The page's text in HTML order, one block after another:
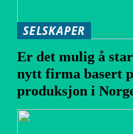
SELSKAPER
Er det mulig å
nytt firma basert
produksjon i